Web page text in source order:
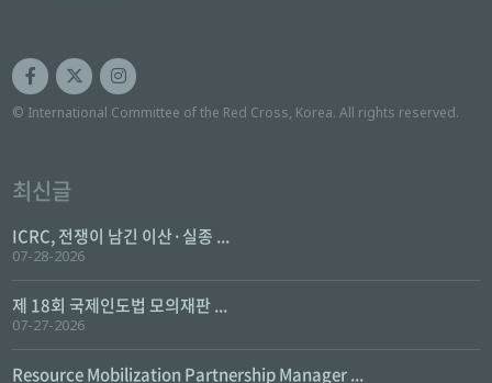
© International Committee of the Red Cross, Korea. All rights reserved.
최신글
ICRC, 전쟁이 남긴 이산·실종 ...
07-28-2026
제 18회 국제인도법 모의재판 ...
07-27-2026
Resource Mobilization Partnership Manager ...